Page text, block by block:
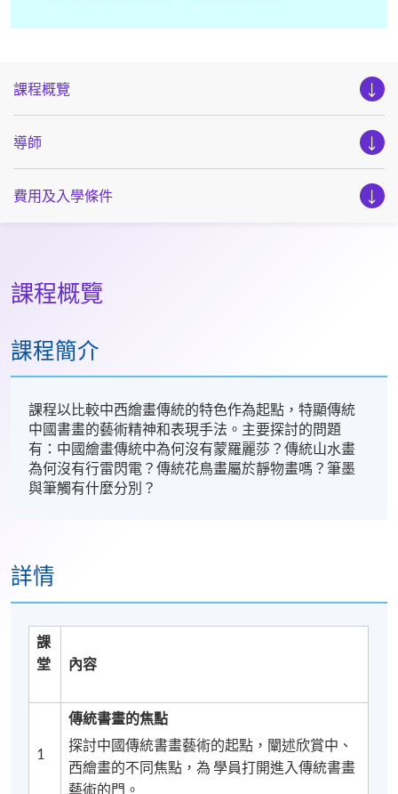
課程概覽
導師
費用及入學條件
課程概覽
課程簡介
課程以比較中西繪畫傳統的特色作為起點，特顯傳統
中國書畫的藝術精神和表現手法。主要探討的問題
有：中國繪畫傳統中為何沒有蒙羅麗莎？傳統山水畫
為何沒有行雷閃電？傳統花鳥畫屬於靜物畫嗎？筆墨
與筆觸有什麼分別？
詳情
課
堂
內容
1
傳統書畫的焦點
探討中國傳統書畫藝術的起點，闡述欣賞中、
西繪畫的不同焦點，為 學員打開進入傳統書畫
藝術的門。